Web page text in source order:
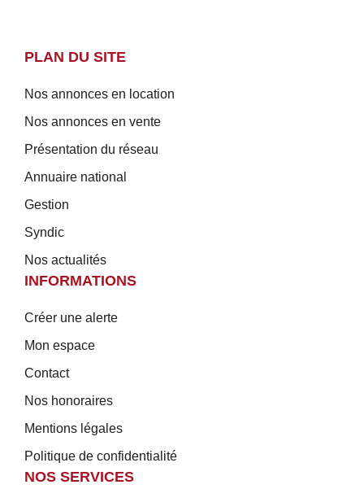
PLAN DU SITE
Nos annonces en location
Nos annonces en vente
Présentation du réseau
Annuaire national
Gestion
Syndic
Nos actualités
INFORMATIONS
Créer une alerte
Mon espace
Contact
Nos honoraires
Mentions légales
Politique de confidentialité
NOS SERVICES